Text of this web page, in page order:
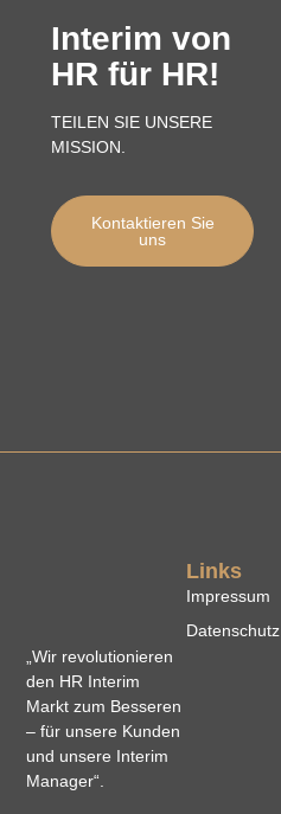
Interim von
HR für HR!
TEILEN SIE UNSERE
MISSION.
Kontaktieren Sie
uns
„Wir revolutionieren
den HR Interim
Markt zum Besseren
– für unsere Kunden
und unsere Interim
Manager“.
Links
Impressum
Datenschutz